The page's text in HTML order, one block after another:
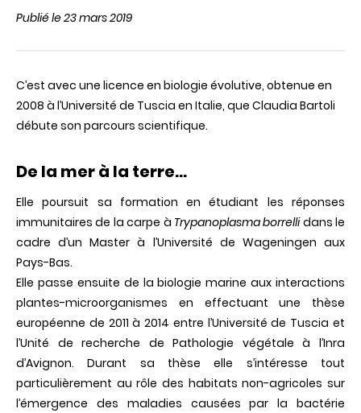
Publié le 23 mars 2019
C’est avec une licence en biologie évolutive, obtenue en
2008 à l’Université de Tuscia en Italie, que Claudia Bartoli
débute son parcours scientifique.
De la mer à la terre…
Elle poursuit sa formation en étudiant les réponses
immunitaires de la carpe à Trypanoplasma borrellidans le
cadre d’un Master à l’Université de Wageningen aux
Pays-Bas.
Elle passe ensuite de la biologie marine aux interactions
plantes-microorganismes en effectuant une thèse
européenne de 2011 à 2014 entre l’Université de Tuscia et
l’Unité de recherche de Pathologie végétale à l’Inra
d’Avignon. Durant sa thèse elle s’intéresse tout
particulièrement au rôle des habitats non-agricoles sur
l’émergence des maladies causées par la bactérie